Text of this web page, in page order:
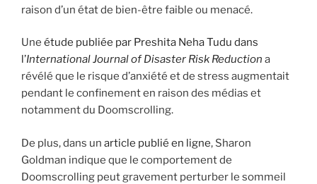
raison d’un état de bien-être faible ou menacé.
Une étude publiée par Preshita Neha Tudu dans
l’International Journal of Disaster Risk Reduction a
révélé que le risque d’anxiété et de stress augmentait
pendant le confinement en raison des médias et
notamment du Doomscrolling.
De plus, dans un article publié en ligne, Sharon
Goldman indique que le comportement de
Doomscrolling peut gravement perturber le sommeil